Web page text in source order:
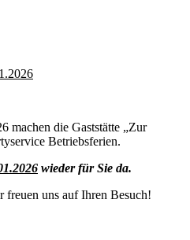
machen die Gaststätte „Zur
Betriebsferien.
wieder für Sie da.
uns auf Ihren Besuch!